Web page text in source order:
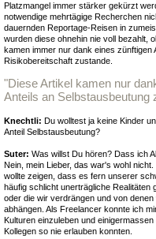
Platzmangel immer stärker gekürzt
notwendige mehrtägige Recherchen
dauernden Reportage-Reisen in
wurden diese ohnehin nie voll bezahlt,
kamen immer nur dank eines
Risikobereitschaft zustande.
"Diese Artikel kamen nur
Anteils an Selbstausbeutung
Knechtli: Du wolltest ja keine Kinder
Anteil Selbstausbeutung?
Suter: Was willst Du hören? Dass ich
Nein, mein Lieber, das war's wohl
wollte zeigen, dass es fern unserer
häufig schlicht unerträgliche Realitäten
oder die wir verdrängen und von
abhängen. Als Freelancer konnte ich
Kulturen einzuleben und
Kollegen so nie erlauben konnten.